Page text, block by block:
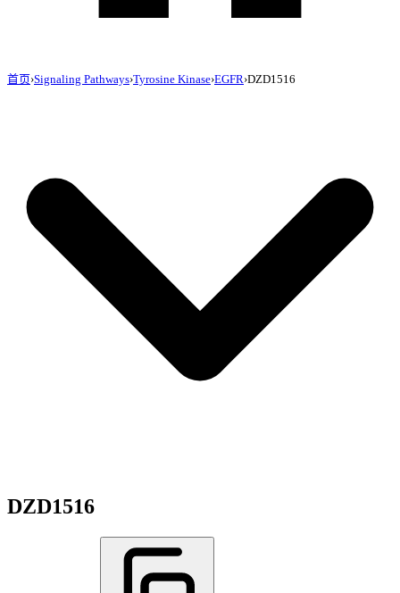
首页›Signaling Pathways›Tyrosine Kinase›EGFR›DZD1516
DZD1516